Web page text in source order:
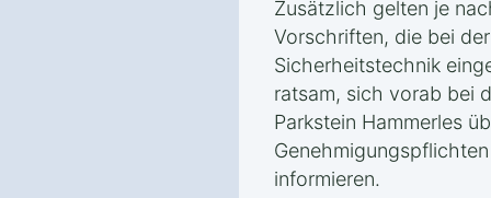
Zusätzlich gelten je
Vorschriften, die bei
Sicherheitstechnik
ratsam, sich vorab bei
Parkstein Hammerles
informieren.